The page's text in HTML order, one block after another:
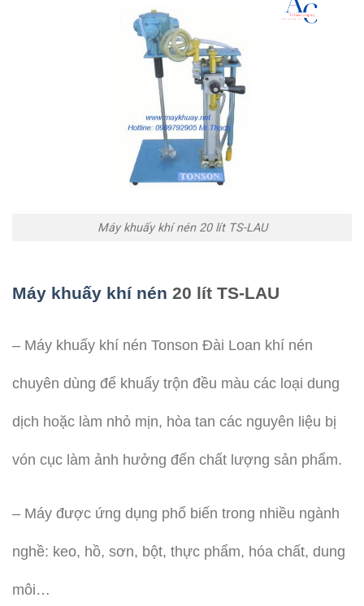
Máy khuấy khí nén 20 lít TS-LAU
Máy khuấy khí nén 20 lít TS-LAU
– Máy khuấy khí nén Tonson Đài Loan khí nén
chuyên dùng để khuấy trộn đều màu các loại dung
dịch hoặc làm nhỏ mịn, hòa tan các nguyên liệu bị
vón cục làm ảnh hưởng đến chất lượng sản phẩm.
– Máy được ứng dụng phổ biến trong nhiều ngành
nghề: keo, hồ, sơn, bột, thực phẩm, hóa chất, dung
môi…